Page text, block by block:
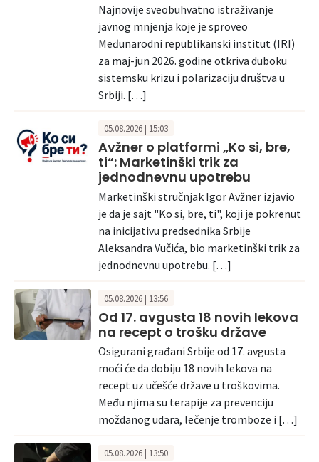
Najnovije sveobuhvatno istraživanje
javnog mnjenja koje je sproveo
Međunarodni republikanski institut (IRI)
za maj-jun 2026. godine otkriva duboku
sistemsku krizu i polarizaciju društva u
Srbiji. […]
05.08.2026 | 15:03
Avžner o platformi „Ko si, bre,
ti“: Marketinški trik za
jednodnevnu upotrebu
Marketinški stručnjak Igor Avžner izjavio
je da je sajt "Ko si, bre, ti", koji je pokrenut
na inicijativu predsednika Srbije
Aleksandra Vučića, bio marketinški trik za
jednodnevnu upotrebu. […]
05.08.2026 | 13:56
Od 17. avgusta 18 novih lekova
na recept o trošku države
Osigurani građani Srbije od 17. avgusta
moći će da dobiju 18 novih lekova na
recept uz učešće države u troškovima.
Među njima su terapije za prevenciju
moždanog udara, lečenje tromboze i […]
05.08.2026 | 13:50